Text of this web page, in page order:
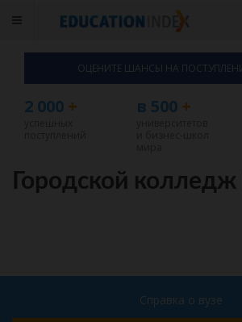
ОЦЕНИТЕ ШАНСЫ НА
2 000 + в 500 +
Городской
Справка о вузе